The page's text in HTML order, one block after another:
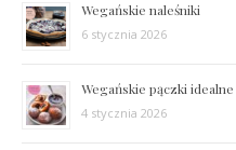
Wegańskie naleśniki
6 stycznia 2026
Wegańskie pączki idealne
4 stycznia 2026